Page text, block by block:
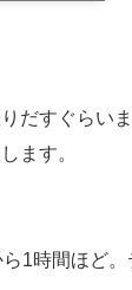
だすぐらい
ます。
1時間ほど